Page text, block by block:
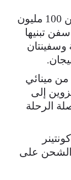
ولهذا تخطط الشركة لإنفاق أكثر من 100 مليون
دولار لشراء 6 سفن جديدة، بينها 4 سفن تبنيها
وسفينتان
مينائي
إلى
الرحلة
الشحن على